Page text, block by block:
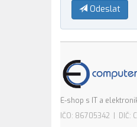
Odeslat
E-shop s IT a
IČO: 86705342 | DIČ: